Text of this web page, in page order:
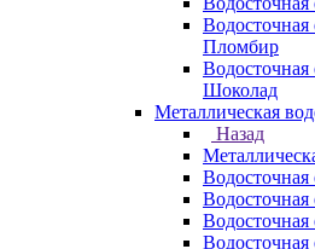
Пломбир
Шоколад
Металлическая
Назад